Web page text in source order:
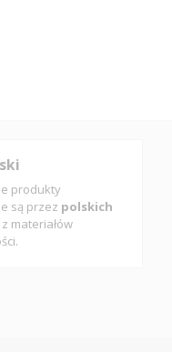
produkty
są przez polskich
z materiałów